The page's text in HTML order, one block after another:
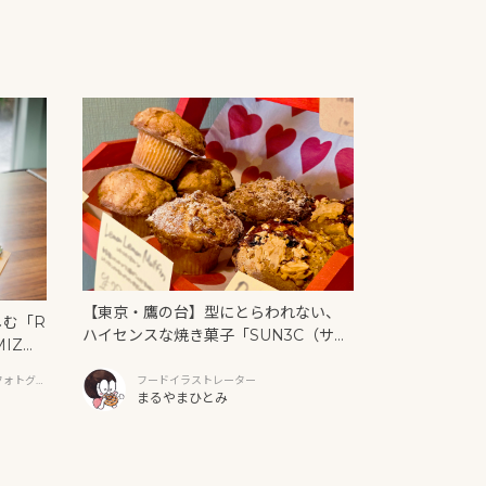
「R
トグラ
【東京・鷹の台】型にとらわれない、
ハイセンスな焼き菓子「SUN3C（サン
フードイラストレーター
まるやまひとみ